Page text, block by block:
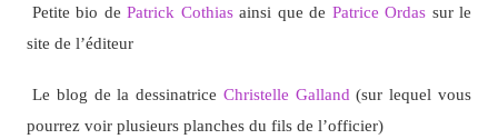
Petite bio dePatrick Cothiasainsi que de Patrice Ordas sur le
site de l’éditeur
Le blog de la dessinatrice Christelle Galland (sur lequel vous
pourrez voir plusieurs planches du fils de l’officier)